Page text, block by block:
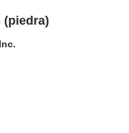
(piedra)